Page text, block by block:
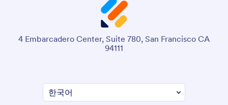
4 Embarcadero Center, Suite 780, San Francisco CA
94111